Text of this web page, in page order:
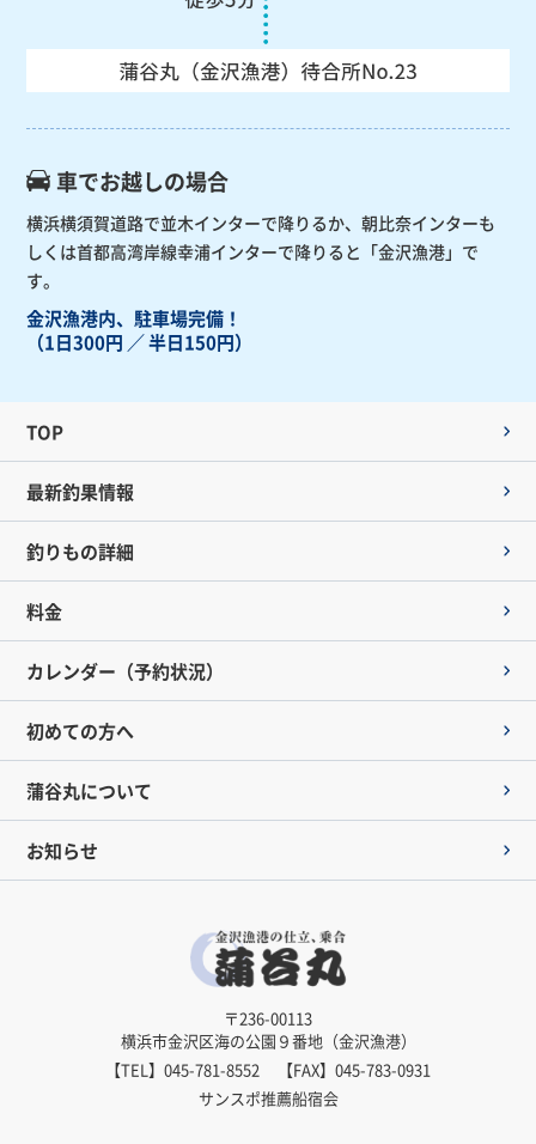
車でお越しの場合
横浜横須賀道路で並木インターで降りるか、朝比奈インターも
しくは首都高湾岸線幸浦インターで降りると「金沢漁港」で
す。
金沢漁港内、駐車場完備！
（1日300円 ／ 半日150円）
TOP
最新釣果情報
釣りもの詳細
料金
カレンダー（予約状況）
初めての方へ
蒲谷丸について
お知らせ
〒236-00113
横浜市金沢区海の公園９番地（金沢漁港）
【TEL】 045-781-8552
【FAX】045-783-0931
サンスポ推薦船宿会